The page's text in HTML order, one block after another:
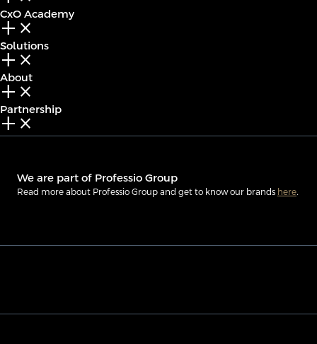
CxO Academy
add_2 close
Solutions
add_2 close
About
add_2 close
Partnership
add_2 close
We are part of Professio Group
Read more about Professio Group and get to know our brands here.